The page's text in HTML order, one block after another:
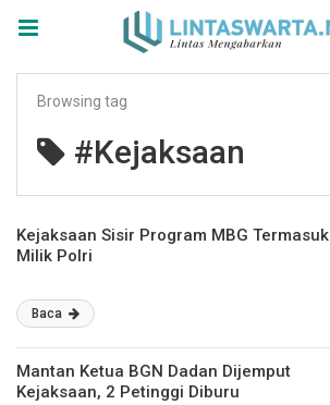
Browsing tag
#Kejaksaan
Kejaksaan Sisir Program MBG Termasuk
Milik Polri
Baca
Mantan Ketua BGN Dadan Dijemput
Kejaksaan, 2 Petinggi Diburu